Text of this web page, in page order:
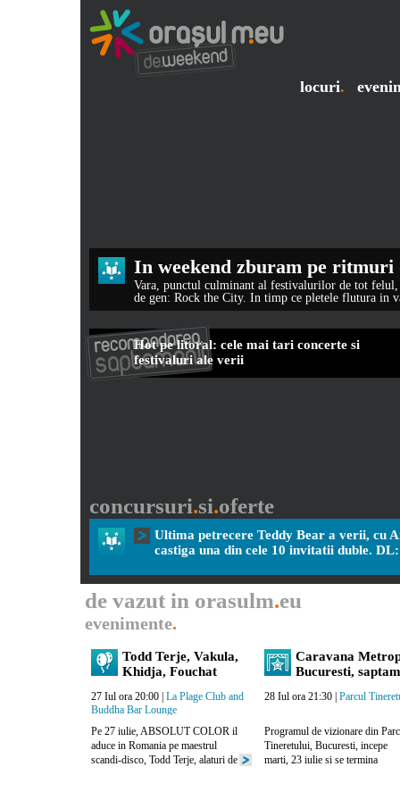
locuri.
In weekend zburam pe ritmuri
Vara, punctul culminant al festivalurilor de tot
de gen: Rock the City. In timp ce pletele flutura in
Hot pe litoral: cele mai tari concerte si
festivaluri ale verii
concursuri.si.oferte
Ultima petrecere Teddy Bear a verii, cu
castiga una din cele 10 invitatii duble.
de vazut in orasulm.eu
evenimente.
Todd Terje, Vakula,
Khidja, Fouchat
27 Iul ora 20:00| La Plage Club and
Buddha Bar Lounge
Pe 27 iulie, ABSOLUT COLOR il
aduce in Romania pe maestrul
scandi-disco, Todd Terje, alaturi de
Caravana
Bucuresti,
28 Iul ora 21:30| Parcul
Programul de vizionare din
Tineretului, Bucuresti, incepe
marti, 23 iulie si se termina